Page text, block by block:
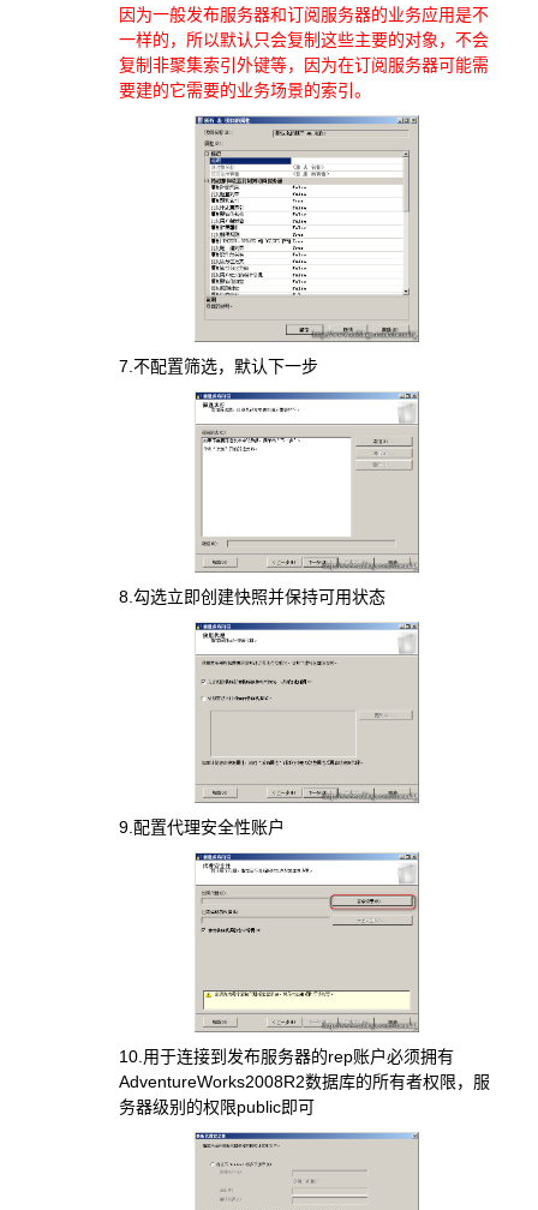
因为一般发布服务器和订阅服务器的业务应用是不
一样的，所以默认只会复制这些主要的对象，不会
复制非聚集索引外键等，因为在订阅服务器可能需
要建的它需要的业务场景的索引。
7.不配置筛选，默认下一步
8.勾选立即创建快照并保持可用状态
9.配置代理安全性账户
10.用于连接到发布服务器的rep账户必须拥有
AdventureWorks2008R2数据库的所有者权限，服
务器级别的权限public即可